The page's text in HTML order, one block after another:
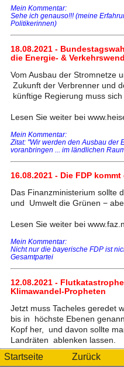
Startseite Zurück
Mein Kommentar:
Sehe ich genauso!!! (meine
Politikerinnen)
18.08.2021 -
die Energie- &
Vom Ausbau der Stromnetze
Zukunft der Verbrenner und
künftige Regierung muss sich
Lesen Sie weiter bei
Mein Kommentar:
Zitat: "Wir werden den Ausbau der
voranbringen ... im ländlichen
16.08.2021 - Die FDP
Das Finanzministerium sollte
und Umwelt die Grünen −
Lesen Sie weiter bei
Mein Kommentar:
Nicht nur die bayerische FDP ist
Gesamtpartei
12.08.2021 -
Klimawandel-Propheten
Jetzt muss Tacheles geredet
bis in höchste Ebenen
Kopf her, und davon sollte
Landräten ablenken lassen.
Lesen Sie weiter bei